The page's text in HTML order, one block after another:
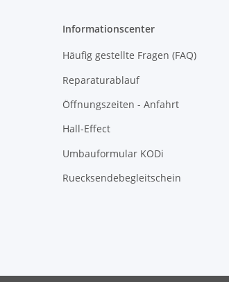
Informationscenter
Häufig gestellte Fragen (FAQ)
Reparaturablauf
Öffnungszeiten - Anfahrt
Hall-Effect
Umbauformular KODi
Ruecksendebegleitschein